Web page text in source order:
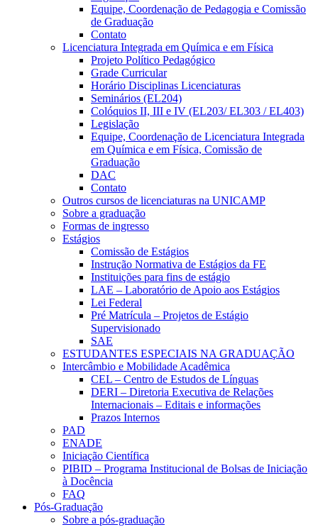
Equipe, Coordenação de Pedagogia e Comissão
de Graduação
Contato
Licenciatura Integrada em Química e em Física
Projeto Político Pedagógico
Grade Curricular
Horário Disciplinas Licenciaturas
Seminários (EL204)
Colóquios II, III e IV (EL203/ EL303 / EL403)
Legislação
Equipe, Coordenação de Licenciatura Integrada
em Química e em Física, Comissão de
Graduação
DAC
Contato
Outros cursos de licenciaturas na UNICAMP
Sobre a graduação
Formas de ingresso
Estágios
Comissão de Estágios
Instrução Normativa de Estágios da FE
Instituições para fins de estágio
LAE – Laboratório de Apoio aos Estágios
Lei Federal
Pré Matrícula – Projetos de Estágio
Supervisionado
SAE
ESTUDANTES ESPECIAIS NA GRADUAÇÃO
Intercâmbio e Mobilidade Acadêmica
CEL – Centro de Estudos de Línguas
DERI – Diretoria Executiva de Relações
Internacionais – Editais e informações
Prazos Internos
PAD
ENADE
Iniciação Científica
PIBID – Programa Institucional de Bolsas de Iniciação
à Docência
FAQ
Pós-Graduação
Sobre a pós-graduação